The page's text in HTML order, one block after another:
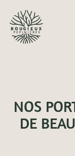
NOS
DE